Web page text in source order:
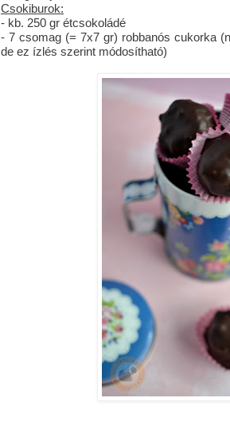
Csokiburok:
- kb. 250 gr étcsokoládé
- 7 csomag (= 7x7 gr) robbanós cukorka
de ez ízlés szerint módosítható)